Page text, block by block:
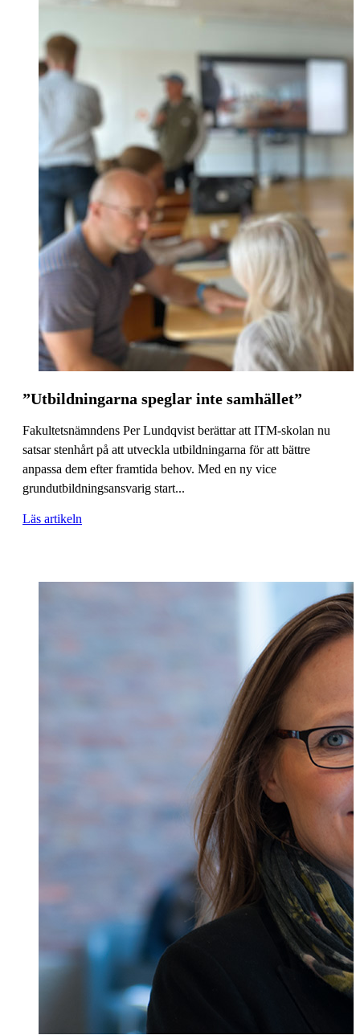
”Utbildningarna speglar inte samhället”
Fakultetsnämndens Per Lundqvist berättar att ITM-skolan nu
satsar stenhårt på att utveckla utbildningarna för att bättre
anpassa dem efter framtida behov. Med en ny vice
grundutbildningsansvarig start...
Läs artikeln